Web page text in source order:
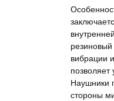
вибрации
позволяет
Наушники
стороны